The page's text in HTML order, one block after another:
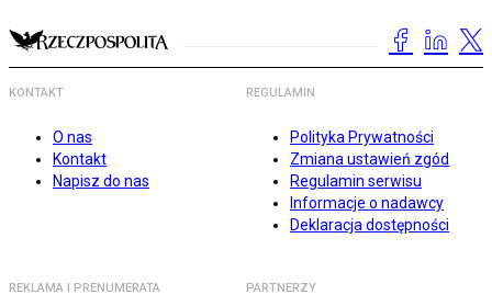
KONTAKT
O nas
Kontakt
Napisz do nas
REGULAMIN
Polityka Prywatności
Zmiana ustawień zgód
Regulamin serwisu
Informacje o nadawcy
Deklaracja dostępności
REKLAMA I PRENUMERATA PARTNERZY